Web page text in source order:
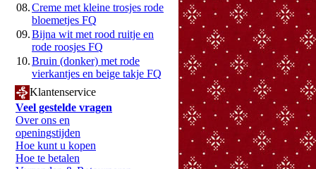
08.Creme met kleine trosjes rode
bloemetjes FQ
09.Bijna wit met rood ruitje en
rode roosjes FQ
10.Bruin (donker) met rode
vierkantjes en beige takje FQ
Klantenservice
Veel gestelde vragen
Over ons en
openingstijden
Hoe kunt u kopen
Hoe te betalen